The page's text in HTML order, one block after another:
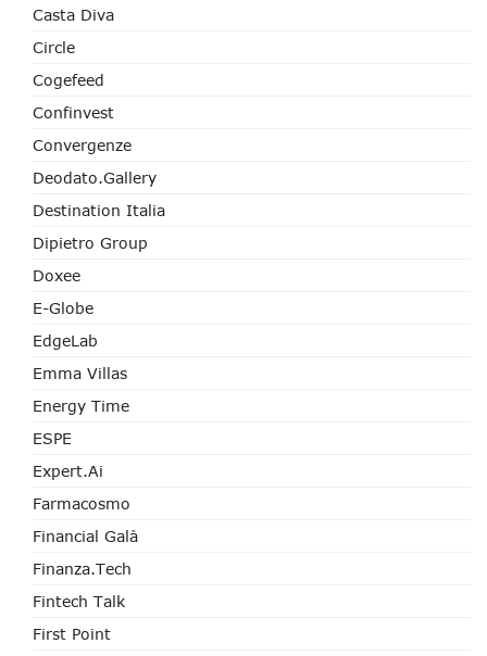
Casta Diva
Circle
Cogefeed
Confinvest
Convergenze
Deodato.Gallery
Destination Italia
Dipietro Group
Doxee
E-Globe
EdgeLab
Emma Villas
Energy Time
ESPE
Expert.ai
Farmacosmo
Financial Galà
Finanza.tech
Fintech Talk
First Point